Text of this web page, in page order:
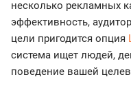
несколько рекламных
эффективность,
цели пригодится опция
система ищет людей,
поведение вашей